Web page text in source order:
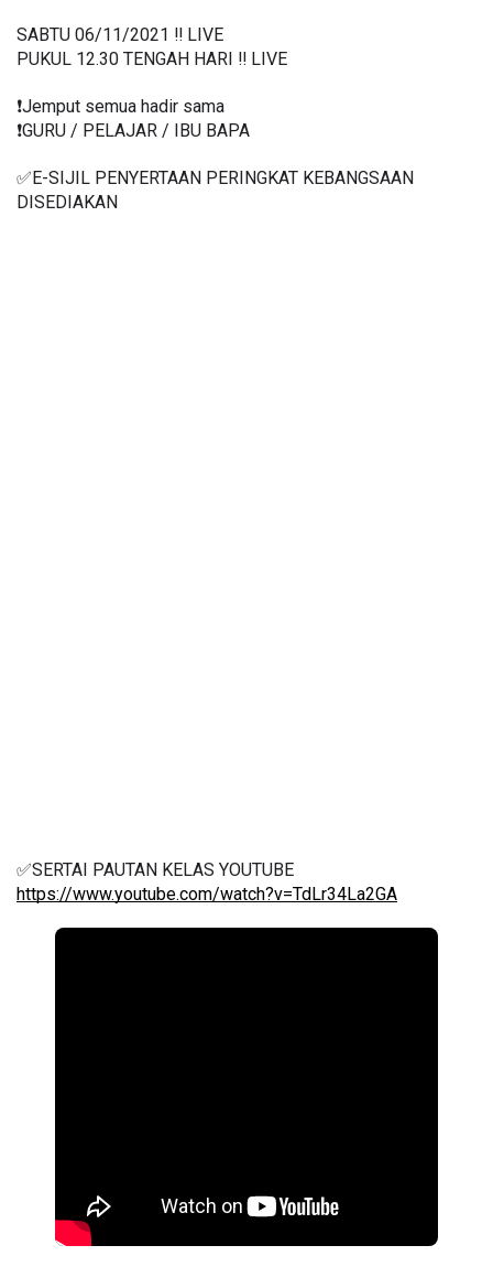
SABTU 06/11/2021 ‼️ LIVE
PUKUL 12.30 TENGAH HARI ‼️ LIVE
❗️Jemput semua hadir sama
❗️GURU / PELAJAR / IBU BAPA
✅E-SIJIL PENYERTAAN PERINGKAT KEBANGSAAN
DISEDIAKAN
✅SERTAI PAUTAN KELAS YOUTUBE
https://www.youtube.com/watch?v=TdLr34La2GA